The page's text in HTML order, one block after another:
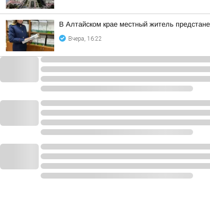
В Алтайском крае местный житель
Вчера, 16:22